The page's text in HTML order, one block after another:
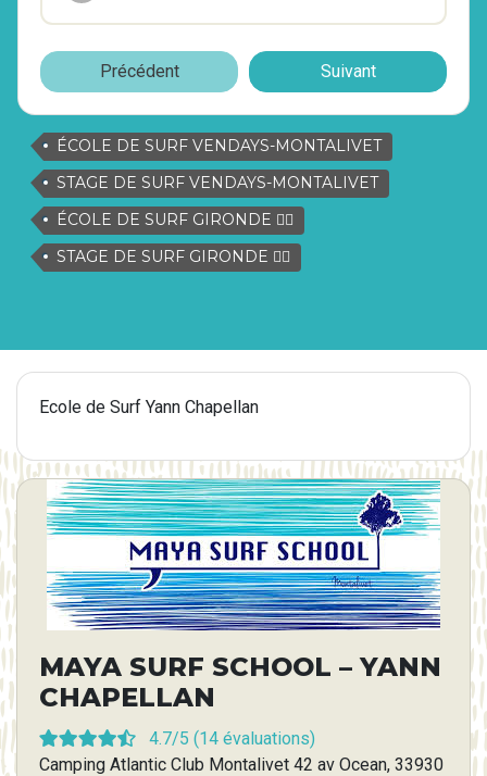
Précédent Suivant
ÉCOLE DE SURF VENDAYS-MONTALIVET
STAGE DE SURF VENDAYS-MONTALIVET
ÉCOLE DE SURF GIRONDE 🏄🏿
STAGE DE SURF GIRONDE 🏄🏿
Ecole de Surf Yann Chapellan
MAYA SURF SCHOOL – YANN
CHAPELLAN
4.7/5 (14 évaluations)
Camping Atlantic Club Montalivet 42 av Ocean, 33930